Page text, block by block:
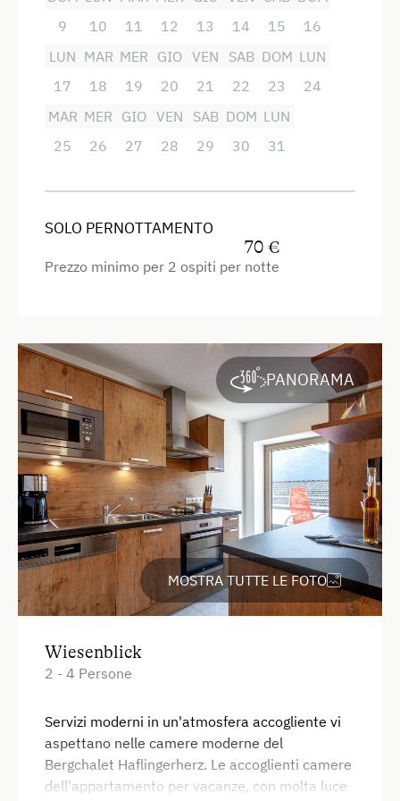
combinazione di fornelli multifunzionale, offrono
Forno
Balcone/terrazza
Televisione
Vista giardino
Asciugacapelli
Asciugamani
Riscaldamento
Letto per bambini
forno a microonde con funzione forno
tradizionale
Tostapane
Bollitore elettrico
Connessione veloce ad internet
Elettrodomestici e utensili da cucina
9
10
11
12
13
14
15
16
LUN
17
MAR
18
MER
19
GIO
20
VEN
21
SAB
22
DOM
23
LUN
24
MAR
25
MER
26
GIO
27
VEN
28
SAB
29
DOM
30
LUN
31
SOLO PERNOTTAMENTO
70 €
Prezzo minimo per 2 ospiti per notte
MOSTRA TUTTE LE FOTO
PANORAMA
Wiesenblick
2 - 4 Persone
Servizi moderni in un'atmosfera accogliente vi
aspettano nelle camere moderne del
Bergchalet Haflingerherz. Le accoglienti camere
dell'appartamento per vacanze, con molta luce